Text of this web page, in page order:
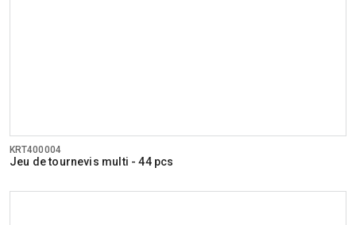
KRT400004
Jeu de tournevis multi - 44 pcs